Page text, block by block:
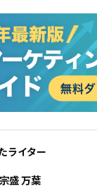
ライター
宗盛 万葉